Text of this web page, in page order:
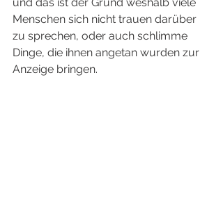
Menschen sich nicht trauen darüber
zu sprechen, oder auch schlimme
Dinge, die ihnen angetan wurden zur
Anzeige bringen.